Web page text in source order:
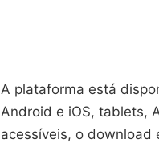
A plataforma está
Android e iOS, tablets,
acessíveis, o download